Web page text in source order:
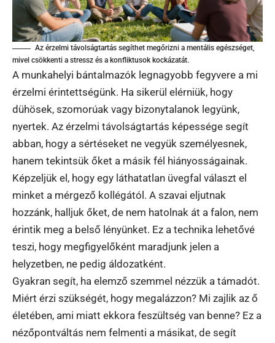
Az érzelmi távolságtartás segíthet megőrizni a mentális egészséget,
mivel csökkenti a stressz és a konfliktusok kockázatát.
A munkahelyi bántalmazók legnagyobb fegyvere a mi
érzelmi érintettségünk. Ha sikerül elérniük, hogy
dühösek, szomorúak vagy bizonytalanok legyünk,
nyertek. Az érzelmi távolságtartás képessége segít
abban, hogy a sértéseket ne vegyük személyesnek,
hanem tekintsük őket a másik fél hiányosságainak.
Képzeljük el, hogy egy láthatatlan üvegfal választ el
minket a mérgező kollégától. A szavai eljutnak
hozzánk, halljuk őket, de nem hatolnak át a falon, nem
érintik meg a belső lényünket. Ez a technika lehetővé
teszi, hogy megfigyelőként maradjunk jelen a
helyzetben, ne pedig áldozatként.
Gyakran segít, ha elemző szemmel nézzük a támadót.
Miért érzi szükségét, hogy megalázzon? Mi zajlik az ő
életében, ami miatt ekkora feszültség van benne? Ez a
nézőpontváltás nem felmenti a másikat, de segít